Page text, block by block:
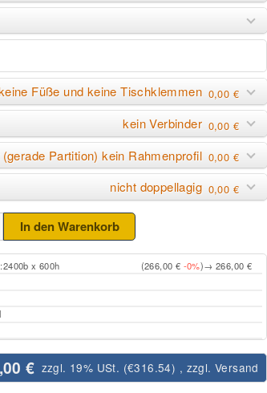
Füße und keine Tischklemmen 0,00 €
kein Verbinder 0,00 €
Partition) kein Rahmenprofil 0,00 €
nicht doppellagig 0,00 €
x 600h (266,00 € -0%)→ 266,00 €
€ zzgl. 19% USt. (€316.54) , zzgl. Versand
In den Warenkorb